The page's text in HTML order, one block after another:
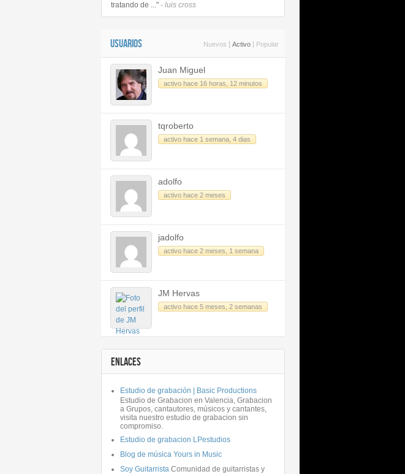
tratando de ..." - luis cross
USUARIOS Nuevos Activo Popular
Juan Miguel
activo hace 16 horas, 12 minutos
tqroberto
activo hace 1 semana, 4 dias
adolfo
activo hace 2 meses
jadolfo
activo hace 2 meses, 1 semana
JM Hervas
activo hace 5 meses, 2 semanas
ENLACES
Estudio de grabación | Basic Productions
Estudio de Grabacion en Valencia, Grabacion
a Grupos, cantautores, músicos y cantantes,
visita nuestro estudio de grabacion sin
compromiso.
Estudio de grabacion LPestudios
Blog de música Yours in Music
Soy Guitarrista Comunidad de guitarristas y